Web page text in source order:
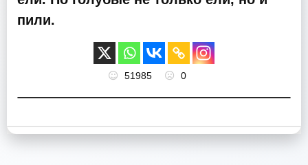
пили.
51985 0